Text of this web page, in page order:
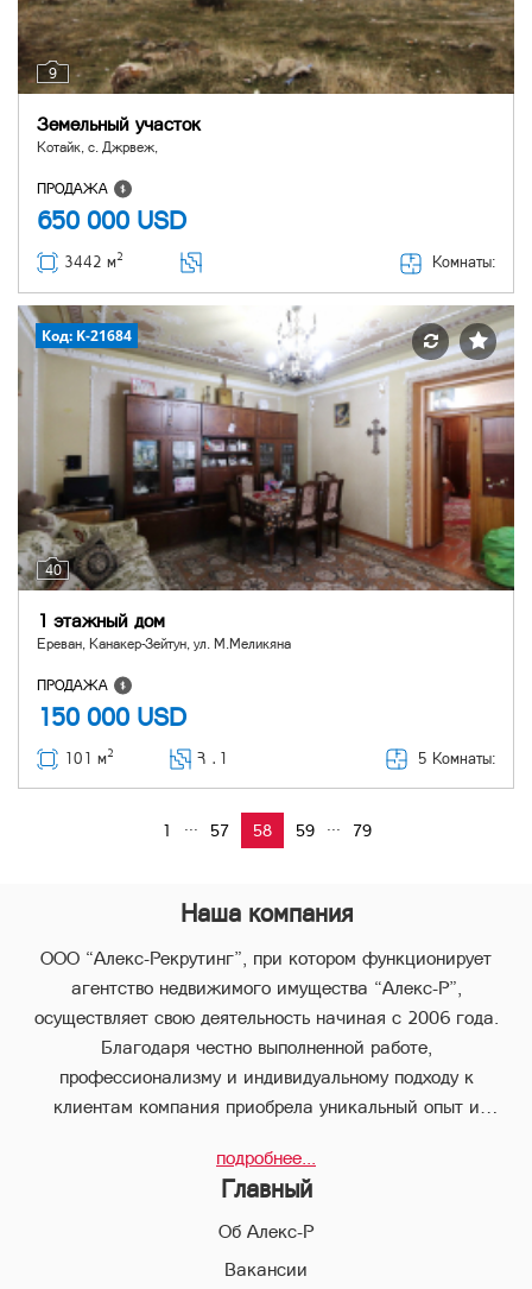
9
Земельный участок
Котайк, с. Джрвеж,
ПРОДАЖА
650 000 USD
3442 м2 Комнаты:
40
Код: K-21684
1 этажный дом
Ереван, Канакер-Зейтун, ул. М.Меликяна
ПРОДАЖА
150 000 USD
101 м2 Հ ․ 1 5 Комнаты:
1 ... 57 58 59 ... 79
Наша компания
ООО “Алекс-Рекрутинг”, при котором функционирует
агентство недвижимого имущества “Алекс-Р”,
осуществляет свою деятельность начиная с 2006 года.
Благодаря честно выполненной работе,
профессионализму и индивидуальному подходу к
клиентам компания приобрела уникальный опыт и
В компании “Алекс-Р” предоставляется целый пакет
услуг, что позволяет клиенту с наименьшими потерями во
времени совершить любые виды сделок в сфере
подробнее...
Главный
Об Алекс-Р
Вакансии